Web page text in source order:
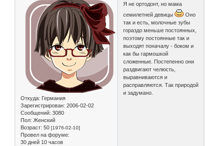
Откуда: Германия
Зарегистрирован: 2006-02-02
Сообщений: 3080
Пол: Женский
Возраст: 50 [1976-02-10]
Провел на форуме:
30 дней 10 часов
Я не ортодонт, но мама
семилетней девицы
Оно
так и есть, молочные зубы
гораздо меньше постоянных,
поэтому постоянные так и
выходят поначалу - боком и
как бы гармошкой
сложенные. Постепенно они
раздвигают челюсть,
выравниваются и
расправляются. Так природой
и задумано.